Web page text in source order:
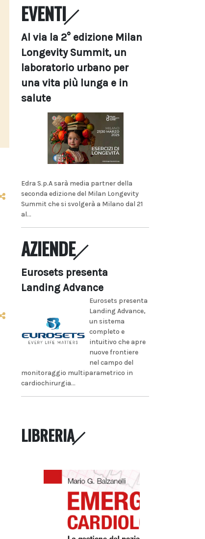
EVENTI
Al via la 2° edizione Milan
Longevity Summit, un
laboratorio urbano per
una vita più lunga e in
salute
Edra S.p.A sarà media partner della
seconda edizione del Milan Longevity
Summit che si svolgerà a Milano dal 21
al...
AZIENDE
Eurosets presenta
Landing Advance
Eurosets presenta
Landing Advance,
un sistema
completo e
intuitivo che apre
nuove frontiere
nel campo del
monitoraggio multiparametrico in
cardiochirurgia...
LIBRERIA